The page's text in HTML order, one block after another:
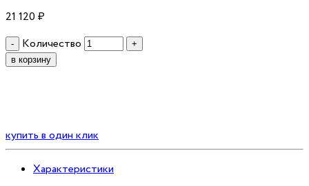
21 120 ₽
- Количество
+
в корзину
купить в один клик
Характеристики